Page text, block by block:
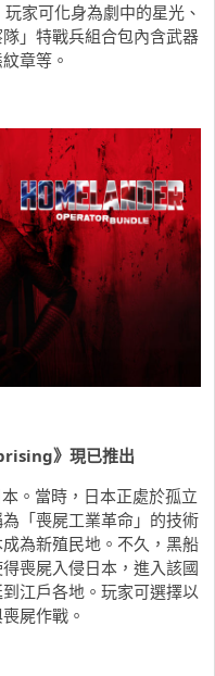
家可化身為劇中的星光、
」特戰兵組合包內含武器
章等。
》現已推出
。當時，日本正處於孤立
「喪屍工業革命」的技術
為新殖民地。不久，黑船
喪屍入侵日本，進入該國
江戶各地。玩家可選擇以
屍作戰。